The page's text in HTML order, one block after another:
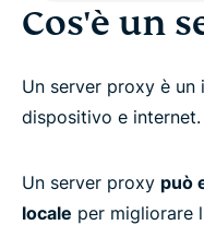
Qual è la principale
Vantaggi di una
Tipi comuni di proxy
Cos'è un
Un server proxy è
dispositivo e internet.
Un server proxy può
locale per migliorare